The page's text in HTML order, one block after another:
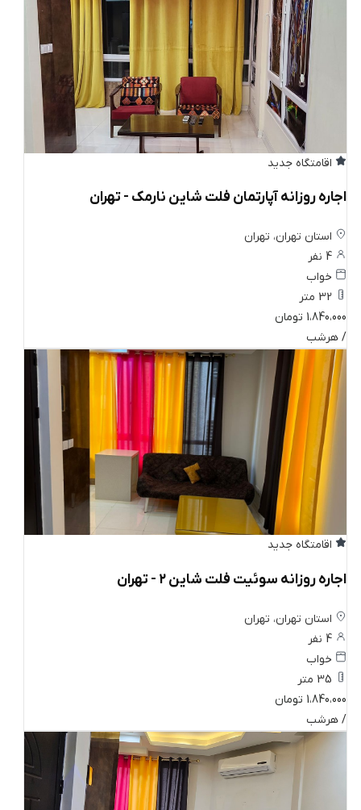
اقامتگاه جدید
اجاره روزانه آپارتمان فلت شاین نارمک - تهران
استان تهران، تهران
خواب
1،840،000 تومان
/ هرشب
اقامتگاه جدید
اجاره روزانه سوئیت فلت شاین ۲ - تهران
استان تهران، تهران
خواب
1،840،000 تومان
/ هرشب